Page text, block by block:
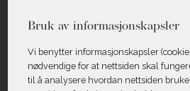
Bruk av informasjonskapsler
Vi benytter informasjons­kapsler
nødvendige for at nettsiden skal
til å analysere hvordan nettsiden